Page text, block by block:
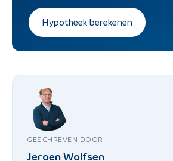
Hypotheek berekenen
GESCHREVEN DOOR
Jeroen Wolfsen